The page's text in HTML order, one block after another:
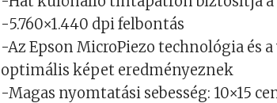
-5.760×1.440 dpi felbontás
-Az Epson MicroPiezo technológia és
optimális képet eredményeznek
-Magas nyomtatási sebesség: 10×15